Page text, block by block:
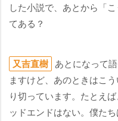
した小説で、あとから「
てある？
又吉直樹 あとになって
ますけど、あのときはこ
り切っています。たとえ
ッドエンドはない。僕た